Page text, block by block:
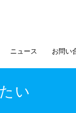
ニュース お問い
い